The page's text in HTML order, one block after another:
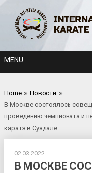
content
MENU
Home
Новости
В Москве состоялось
проведению чемпионата и
каратэ в Суздале
02.03.2022
В МОСКВЕ